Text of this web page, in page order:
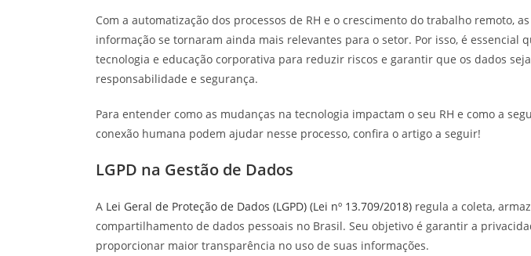
Com a automatização dos processos de RH e o crescimento do trabalho remoto,
informação se tornaram ainda mais relevantes para o setor. Por isso, é essencial
tecnologia e educação corporativa para reduzir riscos e garantir que os dados
responsabilidade e segurança.
Para entender como as mudanças na tecnologia impactam o seu RH e como a
conexão humana podem ajudar nesse processo, confira o artigo a seguir!
LGPD na Gestão de Dados
A Lei Geral de Proteção de Dados (LGPD) (Lei nº 13.709/2018) regula a coleta,
compartilhamento de dados pessoais no Brasil. Seu objetivo é garantir a
proporcionar maior transparência no uso de suas informações.